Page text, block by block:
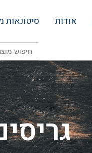
אודות סיטונאות
Search
for:
Button